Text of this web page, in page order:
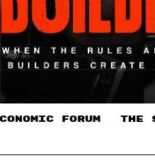
FORUM THE